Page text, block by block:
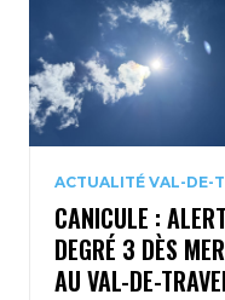
ACTUALITÉ VAL-DE-
CANICULE :
DEGRÉ 3 DÈS
AU VAL-DE-